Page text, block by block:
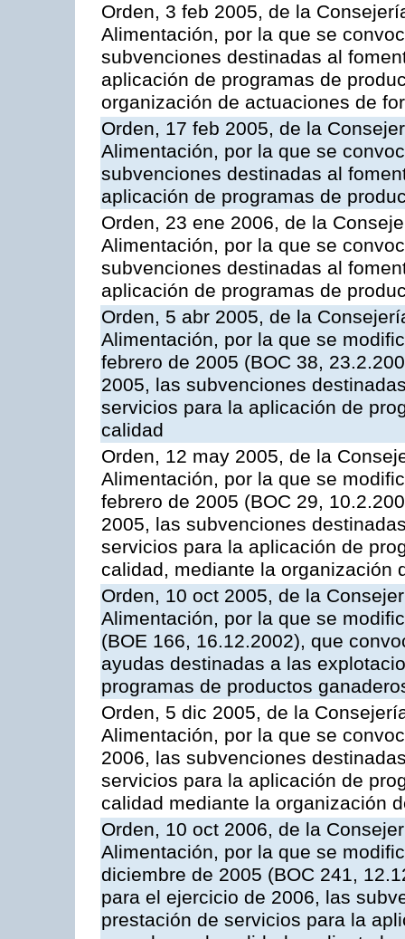
Orden, 3 feb 2005, de la
Alimentación, por la que se
subvenciones destinadas al
aplicación de programas de
organización de actuaciones de
Orden, 17 feb 2005, de la
Alimentación, por la que se
subvenciones destinadas al
aplicación de programas de
Orden, 23 ene 2006, de la
Alimentación, por la que se
subvenciones destinadas al
aplicación de programas de
Orden, 5 abr 2005, de la
Alimentación, por la que se
febrero de 2005 (BOC 38,
2005, las subvenciones
servicios para la aplicación de
calidad
Orden, 12 may 2005, de la
Alimentación, por la que se
febrero de 2005 (BOC 29,
2005, las subvenciones
servicios para la aplicación de
calidad, mediante la organización
Orden, 10 oct 2005, de la
Alimentación, por la que se
(BOE 166, 16.12.2002), que
ayudas destinadas a las
programas de productos
Orden, 5 dic 2005, de la
Alimentación, por la que se
2006, las subvenciones
servicios para la aplicación de
calidad mediante la organización
Orden, 10 oct 2006, de la
Alimentación, por la que se
diciembre de 2005 (BOC 241,
para el ejercicio de 2006, las
prestación de servicios para la